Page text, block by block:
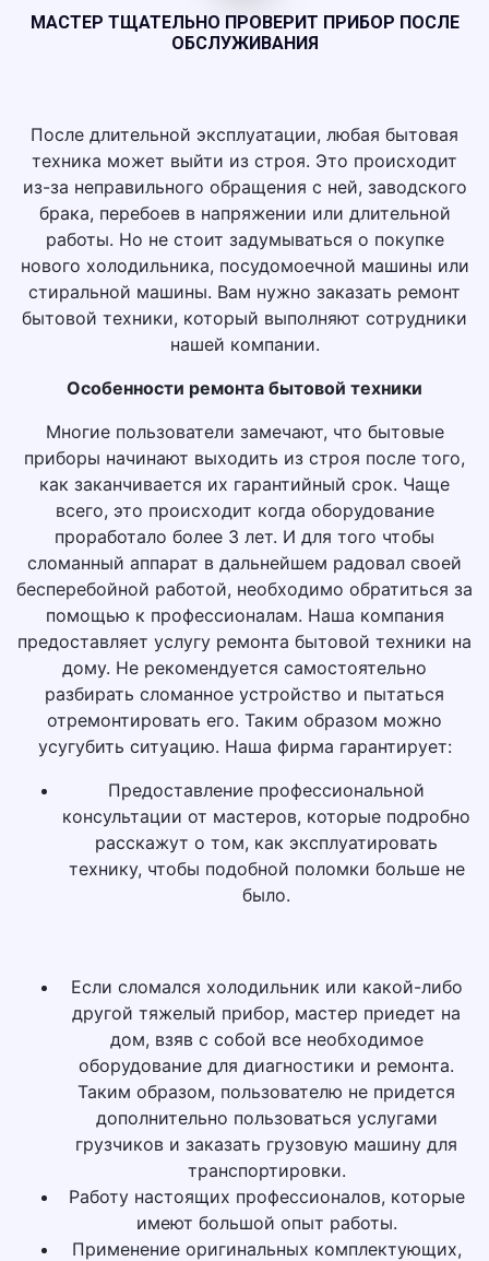
МАСТЕР ТЩАТЕЛЬНО ПРОВЕРИТ ПРИБОР ПОСЛЕ
ОБСЛУЖИВАНИЯ
После длительной эксплуатации, любая бытовая
техника может выйти из строя. Это происходит
из-за неправильного обращения с ней, заводского
брака, перебоев в напряжении или длительной
работы. Но не стоит задумываться о покупке
нового холодильника, посудомоечной машины или
стиральной машины. Вам нужно заказать ремонт
бытовой техники, который выполняют сотрудники
нашей компании.
Особенности ремонта бытовой техники
Многие пользователи замечают, что бытовые
приборы начинают выходить из строя после того,
как заканчивается их гарантийный срок. Чаще
всего, это происходит когда оборудование
проработало более 3 лет. И для того чтобы
сломанный аппарат в дальнейшем радовал своей
бесперебойной работой, необходимо обратиться за
помощью к профессионалам. Наша компания
предоставляет услугу ремонта бытовой техники на
дому. Не рекомендуется самостоятельно
разбирать сломанное устройство и пытаться
отремонтировать его. Таким образом можно
усугубить ситуацию. Наша фирма гарантирует:
Предоставление профессиональной
консультации от мастеров, которые подробно
расскажут о том, как эксплуатировать
технику, чтобы подобной поломки больше не
было.
Если сломался холодильник или какой-либо
другой тяжелый прибор, мастер приедет на
дом, взяв с собой все необходимое
оборудование для диагностики и ремонта.
Таким образом, пользователю не придется
дополнительно пользоваться услугами
грузчиков и заказать грузовую машину для
транспортировки.
Работу настоящих профессионалов, которые
имеют большой опыт работы.
Применение оригинальных комплектующих,